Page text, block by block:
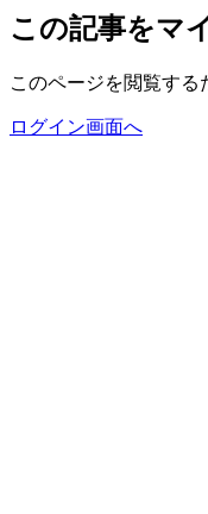
この記事をマ
このページを閲覧する
ログイン画面へ